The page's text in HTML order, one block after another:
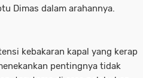
Dimas dalam arahannya.
kebakaran kapal yang kerap
pentingnya tidak